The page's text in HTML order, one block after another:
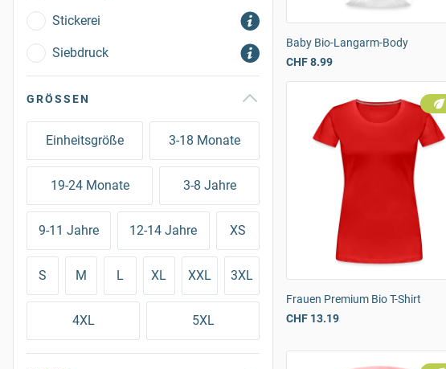
Stickerei
Siebdruck
GRÖSSEN
Einheitsgröße 3-18 Monate
19-24 Monate 3-8 Jahre
9-11 Jahre 12-14 Jahre XS
S M L XL XXL 3XL
4XL 5XL
Baby Bio-Langarm-Body
CHF 8.99
Frauen Premium Bio T-Shirt
CHF 13.19